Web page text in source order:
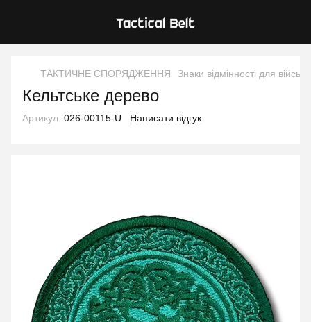
ТАКТИЧНЕ СПОРЯДЖЕННЯ Знаки відмінності для
Кельтське дерево
Артикул: 026-00115-U Написати відгук